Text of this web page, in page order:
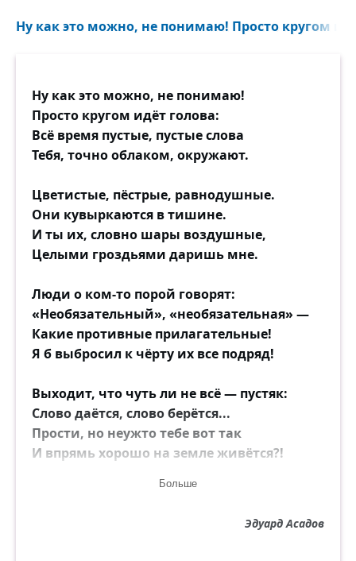
Ну как это можно, не понимаю! Просто кругом
Ну как это можно, не понимаю!
Просто кругом идёт голова:
Всё время пустые, пустые слова
Тебя, точно облаком, окружают.
Цветистые, пёстрые, равнодушные.
Они кувыркаются в тишине.
И ты их, словно шары воздушные,
Целыми гроздьями даришь мне.
Люди о ком-то порой говорят:
«Необязательный», «необязательная» —
Какие противные прилагательные!
Я б выбросил к чёрту их все подряд!
Выходит, что чуть ли не всё — пустяк:
Слово даётся, слово берётся...
Прости, но неужто тебе вот так
И впрямь хорошо на земле живётся?!
Возможно ли говорить уверенно:
Больше
Эдуард Асадов